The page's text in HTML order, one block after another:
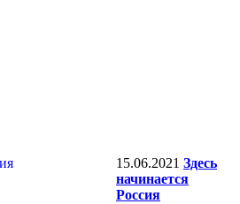
15.06.2021 Здесь
начинается
Россия